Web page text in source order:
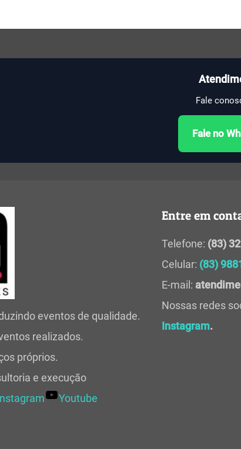
Fale
Fale no
eventos de qualidade.
realizados.
próprios.
e execução
Youtube
Entre em
Telefone: (83)
Celular: (83)
E-mail:
Nossas redes
Instagram.